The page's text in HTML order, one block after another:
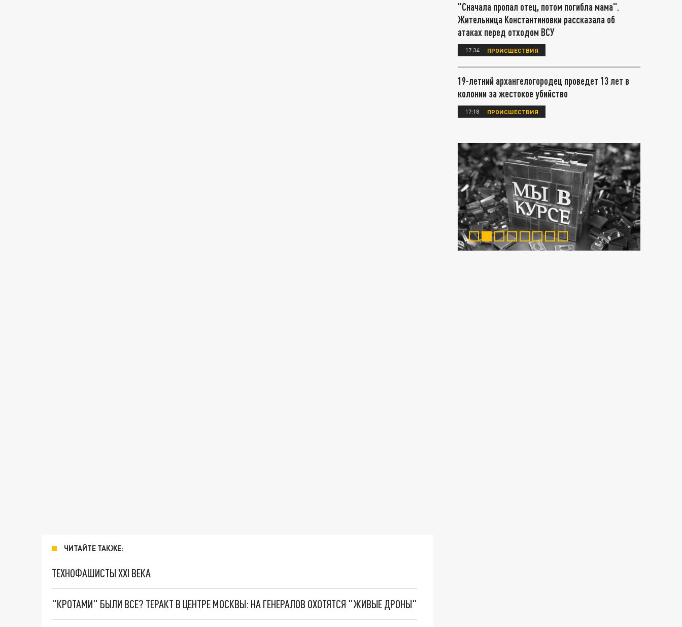
ЧИТАЙТЕ ТАКЖЕ:
ТЕХНОФАШИСТЫ XXI ВЕКА
"КРОТАМИ" БЫЛИ ВСЕ? ТЕРАКТ В ЦЕНТРЕ МОСКВЫ: НА ГЕНЕРАЛОВ ОХОТЯТСЯ "ЖИВЫЕ ДРОНЫ"
"Сначала пропал отец, потом погибла мама".
Жительница Константиновки рассказала об
атаках перед отходом ВСУ
17:34 ПРОИСШЕСТВИЯ
19-летний архангелогородец проведет 13 лет в
колонии за жестокое убийство
17:18 ПРОИСШЕСТВИЯ